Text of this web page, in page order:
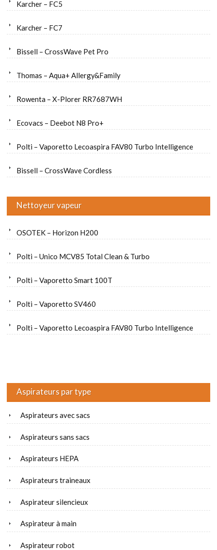
Karcher – FC5
Karcher – FC7
Bissell – CrossWave Pet Pro
Thomas – Aqua+ Allergy&Family
Rowenta – X-Plorer RR7687WH
Ecovacs – Deebot N8 Pro+
Polti – Vaporetto Lecoaspira FAV80 Turbo Intelligence
Bissell – CrossWave Cordless
Nettoyeur vapeur
OSOTEK – Horizon H200
Polti – Unico MCV85 Total Clean & Turbo
Polti – Vaporetto Smart 100T
Polti – Vaporetto SV460
Polti – Vaporetto Lecoaspira FAV80 Turbo Intelligence
Aspirateurs par type
Aspirateurs avec sacs
Aspirateurs sans sacs
Aspirateurs HEPA
Aspirateurs traineaux
Aspirateur silencieux
Aspirateur à main
Aspirateur robot